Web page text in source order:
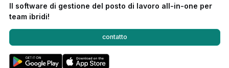
Il software di gestione del posto di lavoro all-in-one per
team ibridi!
contatto